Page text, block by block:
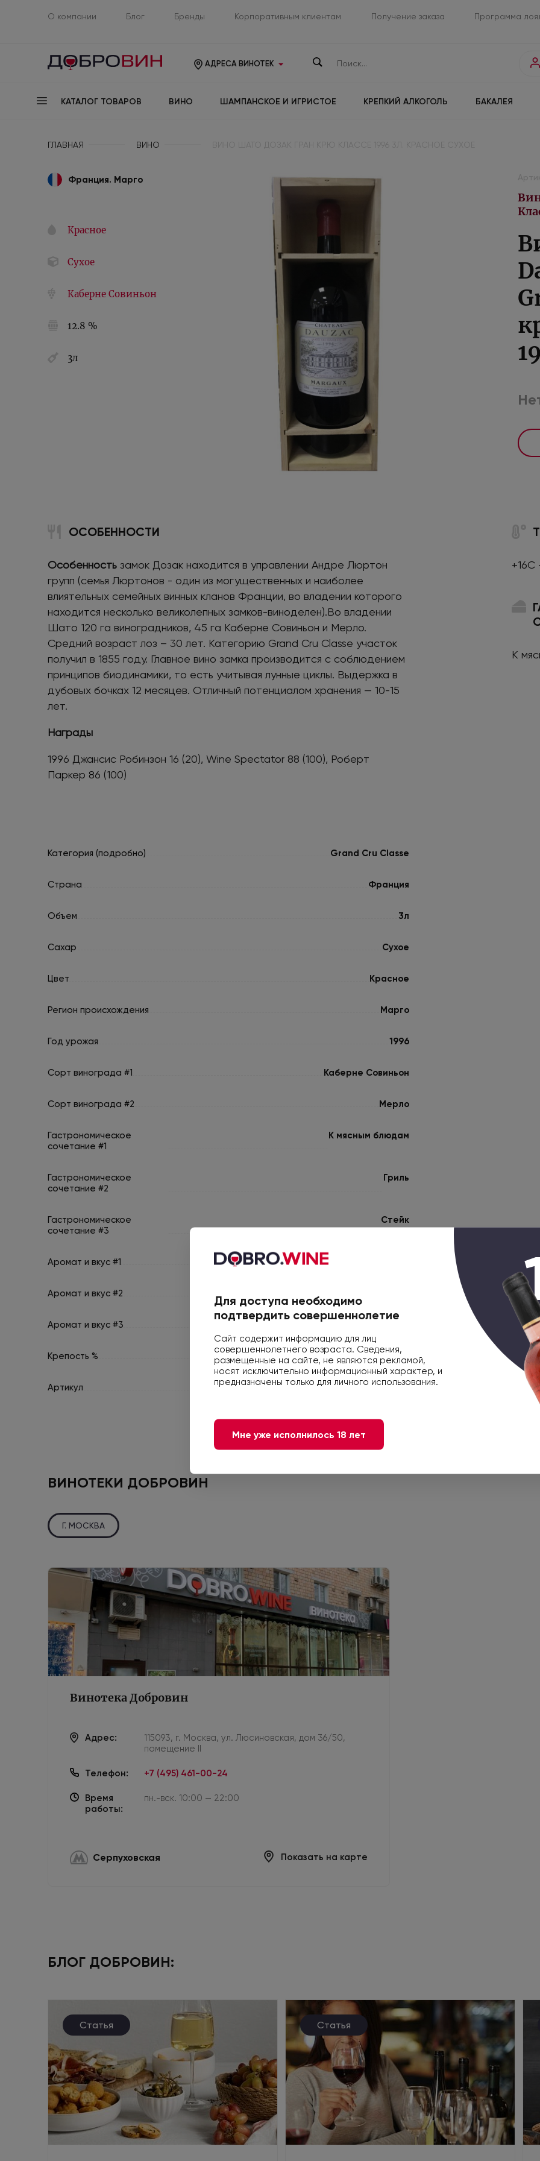
О компании Блог Бренды Корпоративным клиентам Получение заказа Программа
АДРЕСА ВИНОТЕК
КАТАЛОГ ТОВАРОВ ВИНО ШАМПАНСКОЕ И ИГРИСТОЕ КРЕПКИЙ АЛКОГОЛЬ БАКАЛЕЯ
ГЛАВНАЯ ВИНО
Франция. Марго
Красное
Сухое
Каберне Совиньон
12.8 %
3л
ОСОБЕННОСТИ
Особенность замок Дозак находится в управлении Андре Люртон
групп (семья Люртонов - один из могущественных и наиболее
влиятельных семейных винных кланов Франции, во владении которого
находится несколько великолепных замков-виноделен).Во владении
Шато 120 га виноградников, 45 га Каберне Совиньон и Мерло.
Средний возраст лоз – 30 лет. Категорию Grand Cru Classe участок
получил в 1855 году. Главное вино замка производится с соблюдением
принципов биодинамики, то есть учитывая лунные циклы. Выдержка в
дубовых бочках 12 месяцев. Отличный потенциалом хранения — 10-15
лет.
Награды
1996 Джансис Робинзон 16 (20), Wine Spectator 88 (100), Роберт
Паркер 86 (100)
Категория (подробно) Grand Cru Classe
Страна Франция
Объем 3л
Сахар Сухое
Цвет Красное
Регион происхождения Марго
Год урожая 1996
Сорт винограда #1 Каберне Совиньон
Сорт винограда #2 Мерло
Гастрономическое
сочетание #1
К мясным блюдам
Гастрономическое
сочетание #2
Гриль
Гастрономическое
сочетание #3
Стейк
Аромат и вкус #1
Аромат и вкус #2
Аромат и вкус #3
Крепость % 12.8
Артикул 3295890220240
+16С
К
ВИНОТЕКИ ДОБРОВИН
Г. МОСКВА
Винотека Добровин
Адрес:
115093, г. Москва, ул. Люсиновская, дом 36/50,
помещение II
Телефон: +7 (495) 461-00-24
Время
работы:
пн.-вск. 10:00 — 22:00
Серпуховская Показать на карте
БЛОГ ДОБРОВИН:
Статья Статья
Для доступа необходимо
подтвердить совершеннолетие
Сайт содержит информацию для лиц
совершеннолетнего возраста. Сведения,
размещенные на сайте, не являются рекламой,
носят исключительно информационный характер, и
предназначены только для личного использования.
Мне уже исполнилось 18 лет